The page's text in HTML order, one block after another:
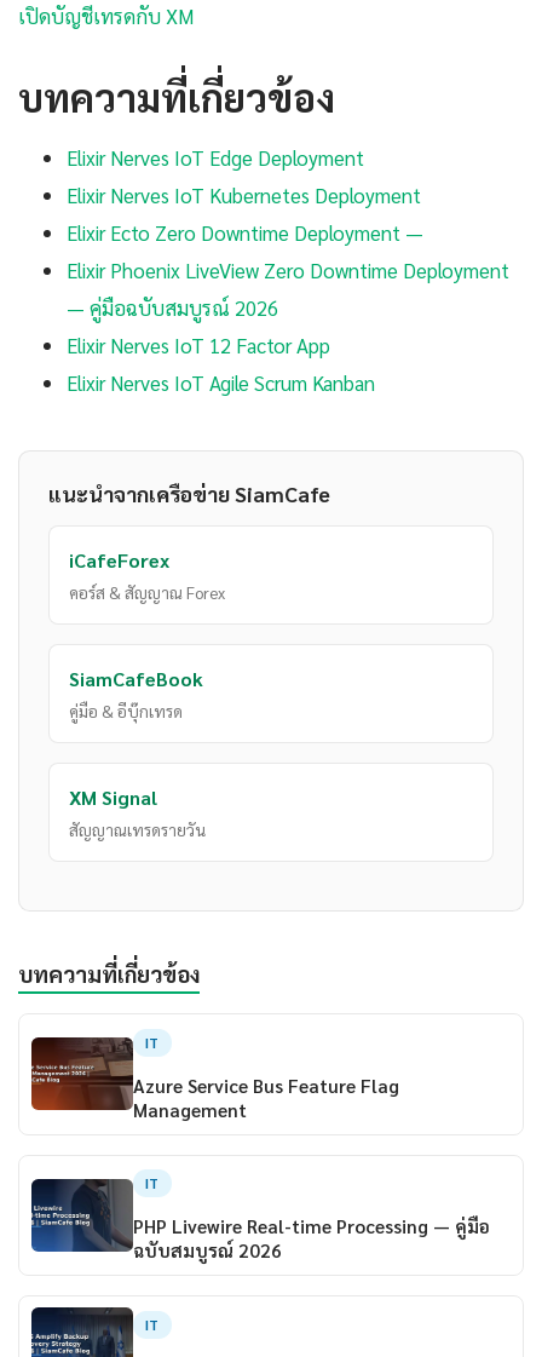
เปิดบัญชีเทรดกับ XM
บทความที่เกี่ยวข้อง
Elixir Nerves IoT Edge Deployment
Elixir Nerves IoT Kubernetes Deployment
Elixir Ecto Zero Downtime Deployment —
Elixir Phoenix LiveView Zero Downtime Deployment
— คู่มือฉบับสมบูรณ์ 2026
Elixir Nerves IoT 12 Factor App
Elixir Nerves IoT Agile Scrum Kanban
แนะนำจากเครือข่าย SiamCafe
iCafeForex
คอร์ส & สัญญาณ Forex
SiamCafeBook
คู่มือ & อีบุ๊กเทรด
XM Signal
สัญญาณเทรดรายวัน
บทความที่เกี่ยวข้อง
IT
Azure Service Bus Feature Flag
Management
IT
PHP Livewire Real-time Processing — คู่มือ
ฉบับสมบูรณ์ 2026
IT